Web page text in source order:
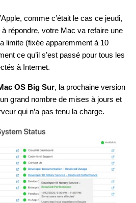
comme c’était le cas ce jeudi,
répondre, votre Mac va refaire une
limite (fixée apparemment à 10
ce qu’il s’est passé pour tous les
à Internet.
OS Big Sur, la prochaine version
grand nombre de mises à jours et
qui n’a pas tenu la charge.